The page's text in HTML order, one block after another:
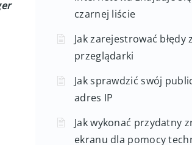
czarnej liście
Jak zarejestrować błędy
przeglądarki
Jak sprawdzić swój
adres IP
Jak wykonać przydatny
ekranu dla pomocy